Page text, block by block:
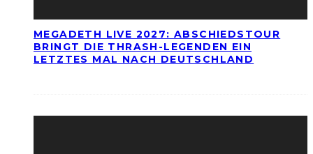
MEGADETH LIVE 2027: ABSCHIEDSTOUR
BRINGT DIE THRASH-LEGENDEN EIN
LETZTES MAL NACH DEUTSCHLAND